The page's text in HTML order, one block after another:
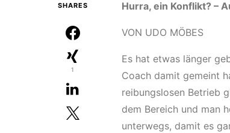
SHARES
1
Hurra, ein Konflikt? –
VON UDO MÖBES
Es hat etwas länger
Coach damit gemeint
reibungslosen Betrieb
dem Bereich und man
unterwegs, damit es